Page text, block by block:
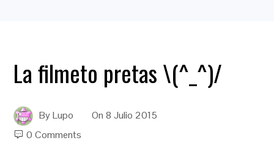
La filmeto pretas \(^_^)/
ByLupo On8 Julio 2015
0 Comments